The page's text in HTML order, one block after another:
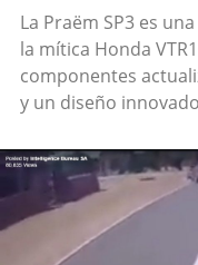
La Praëm SP3 es
la mítica Honda
componentes
y un diseño